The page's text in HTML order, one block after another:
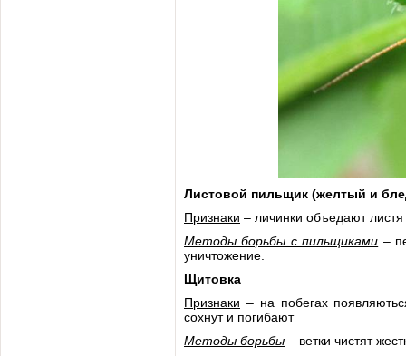
Листовой пильщик (желтый и
Признаки – личинки объедают
Методы борьбы с пильщиками –
уничтожение.
Щитовка
Признаки – на побегах
сохнут и погибают
Методы борьбы – ветки чистят